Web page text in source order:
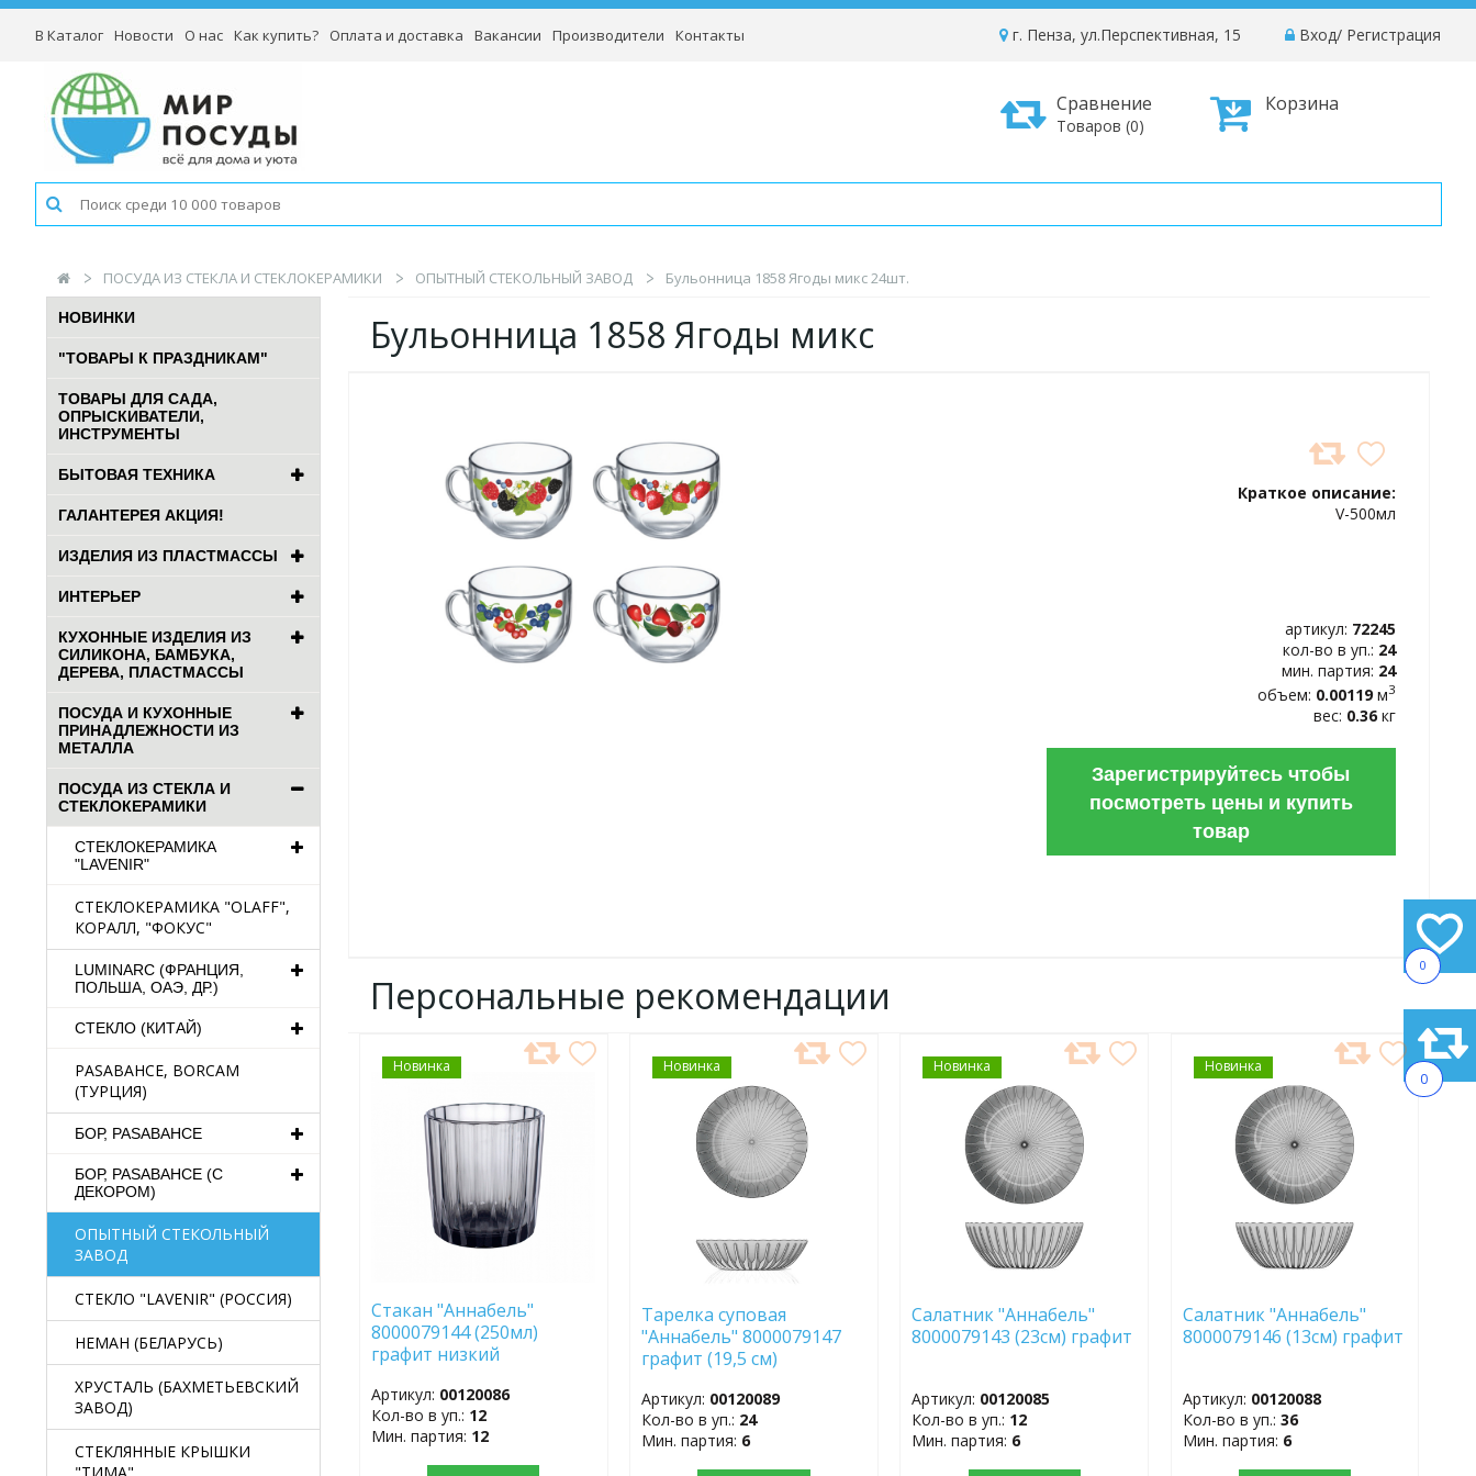
0
0
В Каталог Новости О нас Как купить? Оплата и доставка Вакансии Производители Контакты Вход/ Регистрация
г. Пенза, ул.Перспективная, 15
Корзина
Сравнение
Товаров (0)
ПОСУДА ИЗ СТЕКЛА И СТЕКЛОКЕРАМИКИ ОПЫТНЫЙ СТЕКОЛЬНЫЙ ЗАВОД Бульонница 1858 Ягоды микс 24шт.
НОВИНКИ
"ТОВАРЫ К ПРАЗДНИКАМ"
ТОВАРЫ ДЛЯ САДА,
ОПРЫСКИВАТЕЛИ,
ИНСТРУМЕНТЫ
БЫТОВАЯ ТЕХНИКА
ГАЛАНТЕРЕЯ АКЦИЯ!
ИЗДЕЛИЯ ИЗ ПЛАСТМАССЫ
ИНТЕРЬЕР
КУХОННЫЕ ИЗДЕЛИЯ ИЗ
СИЛИКОНА, БАМБУКА,
ДЕРЕВА, ПЛАСТМАССЫ
ПОСУДА И КУХОННЫЕ
ПРИНАДЛЕЖНОСТИ ИЗ
МЕТАЛЛА
ПОСУДА ИЗ СТЕКЛА И
СТЕКЛОКЕРАМИКИ
СТЕКЛОКЕРАМИКА
"LAVENIR"
СТЕКЛОКЕРАМИКА "OLAFF",
КОРАЛЛ, "ФОКУС"
LUMINARC (ФРАНЦИЯ,
ПОЛЬША, ОАЭ, ДР.)
СТЕКЛО (КИТАЙ)
PASABAHCE, BORCAM
(ТУРЦИЯ)
БОР, PASABAHCE
БОР, PASABAHCE (С
ДЕКОРОМ)
ОПЫТНЫЙ СТЕКОЛЬНЫЙ
ЗАВОД
СТЕКЛО "LAVENIR" (РОССИЯ)
НЕМАН (БЕЛАРУСЬ)
ХРУСТАЛЬ (БАХМЕТЬЕВСКИЙ
ЗАВОД)
СТЕКЛЯННЫЕ КРЫШКИ
Бульонница 1858 Ягоды микс
Краткое описание:
V-500мл
артикул: 72245
кол-во в уп.: 24
мин. партия: 24
объем: 0.00119м3
вес: 0.36 кг
Зарегистрируйтесь чтобы
посмотреть цены и купить
товар
Персональные рекомендации
Новинка
ДОБАВИТЬ
В
ИЗБРАННОЕ
Стакан "Аннабель"
8000079144 (250мл)
графит низкий
Артикул: 00120086
Кол-во в уп.: 12
Мин. партия: 12
Новинка
ДОБАВИТЬ
В
ИЗБРАННОЕ
Тарелка суповая
"Аннабель" 8000079147
графит (19,5 см)
Артикул: 00120089
Кол-во в уп.: 24
Мин. партия: 6
Новинка
ДОБАВИТЬ
В
ИЗБРАННОЕ
Салатник "Аннабель"
8000079143 (23см) графит
Артикул: 00120085
Кол-во в уп.: 12
Мин. партия: 6
Новинка
ДОБАВИТЬ
В
ИЗБРАННОЕ
Салатник "Аннабель"
8000079146 (13см) графит
Артикул: 00120088
Кол-во в уп.: 36
Мин. партия: 6